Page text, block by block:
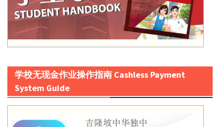
学校无现金作业操作指南 Cashless Payment
System Guide